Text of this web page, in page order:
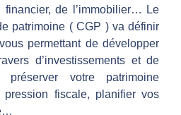
financier, de l’immobilier… Le
patrimoine ( CGP ) va définir
permettant de développer
d’investissements et de
préserver votre patrimoine
pression fiscale, planifier vos